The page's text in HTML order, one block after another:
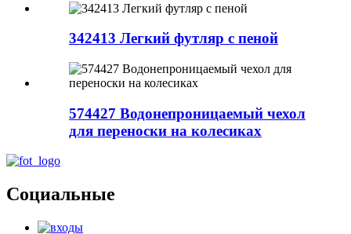
342413 Легкий футляр с пеной
574427 Водонепроницаемый чехол
для переноски на колесиках
Социальные